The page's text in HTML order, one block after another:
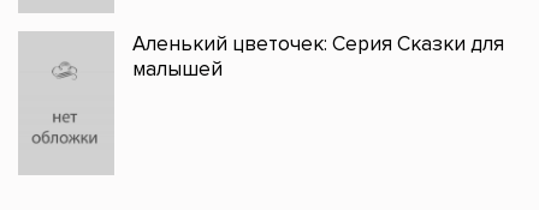
Аленький цветочек: Серия Сказки для
малышей